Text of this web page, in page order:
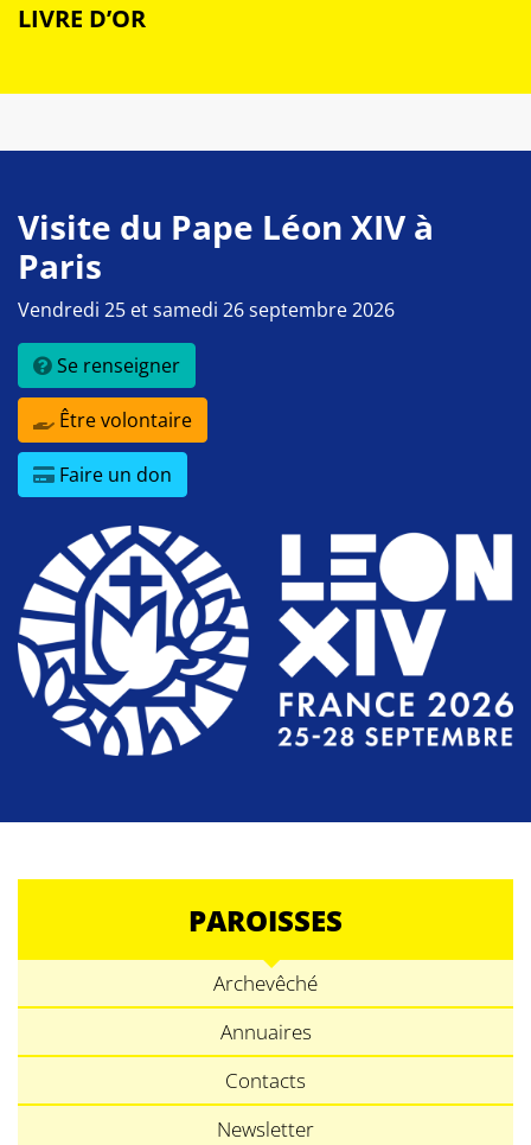
LIVRE D’OR
Visite du Pape Léon XIV à
Paris
Vendredi 25 et samedi 26 septembre 2026
Se renseigner
Être volontaire
Faire un don
PAROISSES
Archevêché
Annuaires
Contacts
Newsletter